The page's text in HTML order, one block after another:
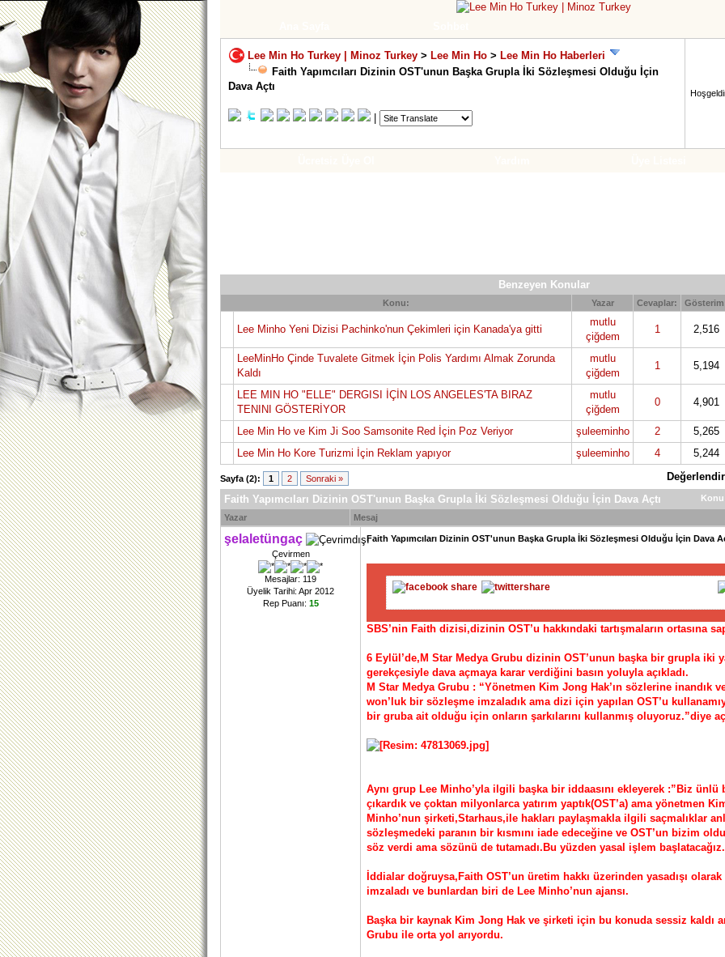
Lee Min Ho Turkey | Minoz Turkey > Lee Min Ho > Lee Min Ho Haberleri
Faith Yapımcıları Dizinin OST'unun Başka Grupla İki Sözleşmesi Olduğu İçin
Dava Açtı
Benzeyen Konular
Konu: Yazar Cevaplar:
Lee Minho Yeni Dizisi Pachinko'nun Çekimleri için Kanada'ya gitti
mutlu
çiğdem
1 2,516
LeeMinHo Çinde Tuvalete Gitmek İçin Polis Yardımı Almak Zorunda
Kaldı
mutlu
çiğdem
1 5,194
LEE MIN HO "ELLE" DERGISI İÇİN LOS ANGELES'TA BIRAZ
TENINI GÖSTERİYOR
mutlu
çiğdem
0 4,901
Lee Min Ho ve Kim Ji Soo Samsonite Red İçin Poz Veriyor şuleeminho 2 5,265
Lee Min Ho Kore Turizmi İçin Reklam yapıyor şuleeminho 4 5,244
Sayfa (2): 1 2 Sonraki »
Faith Yapımcıları Dizinin OST'unun Başka Grupla İki Sözleşmesi Olduğu İçin Dava Açtı
Yazar Mesaj
şelaletüngaç
Çevirmen
Mesajlar: 119
Üyelik Tarihi: Apr 2012
Rep Puanı: 15
Faith Yapımcıları Dizinin OST'unun Başka Grupla İki Sözleşmesi Olduğu İçin Dava
SBS’nin Faith dizisi,dizinin OST’u hakkındaki tartışmaların ortasına
6 Eylül’de,M Star Medya Grubu dizinin OST’unun başka bir grupla iki
gerekçesiyle dava açmaya karar verdiğini basın yoluyla açıkladı.
M Star Medya Grubu : “Yönetmen Kim Jong Hak’ın sözlerine inandık
won’luk bir sözleşme imzaladık ama dizi için yapılan OST’u
bir gruba ait olduğu için onların şarkılarını kullanmış oluyoruz.”diye
Aynı grup Lee Minho’yla ilgili başka bir iddaasını ekleyerek :”Biz ünlü
çıkardık ve çoktan milyonlarca yatırım yaptık(OST’a) ama yönetmen
Minho’nun şirketi,Starhaus,ile hakları paylaşmakla ilgili saçmalıklar
sözleşmedeki paranın bir kısmını iade edeceğine ve OST’un bizim
söz verdi ama sözünü de tutamadı.Bu yüzden yasal işlem
İddialar doğruysa,Faith OST’un üretim hakkı üzerinden yasadışı
imzaladı ve bunlardan biri de Lee Minho’nun ajansı.
Başka bir kaynak Kim Jong Hak ve şirketi için bu konuda sessiz kaldı
Grubu ile orta yol arıyordu.